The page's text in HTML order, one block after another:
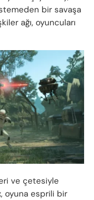
bir savaşa
ağı, oyuncuları
ve çetesiyle
oyuna esprili bir